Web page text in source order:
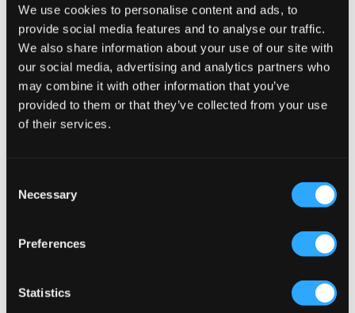
We use cookies to personalise content and ads, to
provide social media features and to analyse our traffic.
We also share information about your use of our site with
our social media, advertising and analytics partners who
may combine it with other information that you’ve
provided to them or that they’ve collected from your use
of their services.
Selection
Necessary
Preferences
Statistics
SWEATSHIRT